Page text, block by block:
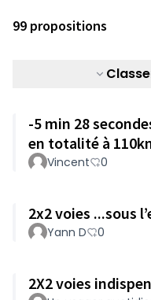
99 propositions
-5 min 28
en totalité à
Vincent 0
2x2 voies ...sous
Yann D 0
2X2 voies